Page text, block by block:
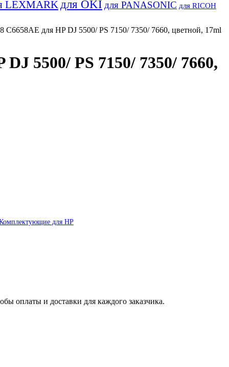
LEXMARK для OKI для PANASONIC для RICOH
для HP DJ 5500/ PS 7150/ 7350/ 7660, цветной, 17ml
5500/ PS 7150/ 7350/ 7660,
для HP
оплаты и доставки для каждого заказчика.